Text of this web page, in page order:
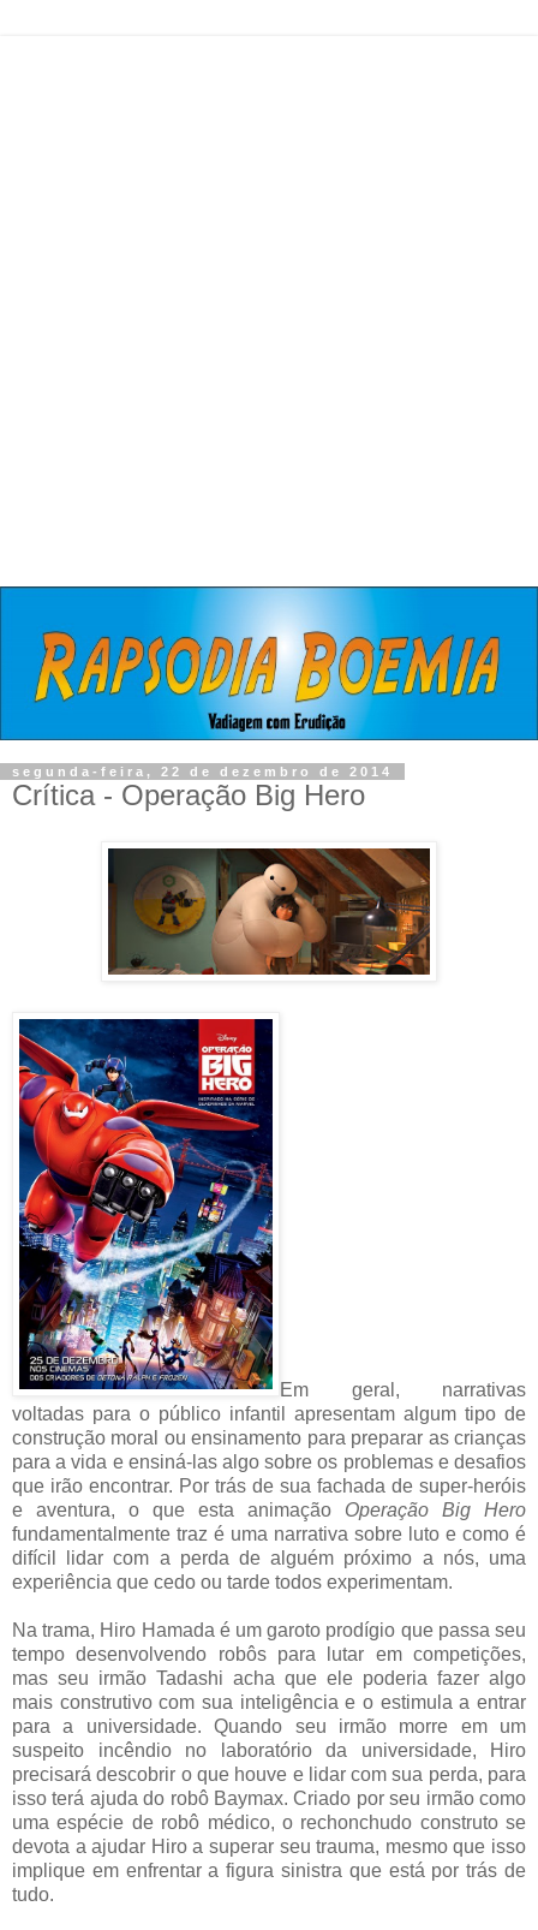
segunda-feira, 22 de dezembro de 2014
Crítica - Operação Big Hero
Em geral, narrativas
voltadas para o público infantil apresentam algum tipo de
construção moral ou ensinamento para preparar as crianças
para a vida e ensiná-las algo sobre os problemas e desafios
que irão encontrar. Por trás de sua fachada de super-heróis
e aventura, o que esta animação Operação Big Hero
fundamentalmente traz é uma narrativa sobre luto e como é
difícil lidar com a perda de alguém próximo a nós, uma
experiência que cedo ou tarde todos experimentam.
Na trama, Hiro Hamada é um garoto prodígio que passa seu
tempo desenvolvendo robôs para lutar em competições,
mas seu irmão Tadashi acha que ele poderia fazer algo
mais construtivo com sua inteligência e o estimula a entrar
para a universidade. Quando seu irmão morre em um
suspeito incêndio no laboratório da universidade, Hiro
precisará descobrir o que houve e lidar com sua perda, para
isso terá ajuda do robô Baymax. Criado por seu irmão como
uma espécie de robô médico, o rechonchudo construto se
devota a ajudar Hiro a superar seu trauma, mesmo que isso
implique em enfrentar a figura sinistra que está por trás de
tudo.